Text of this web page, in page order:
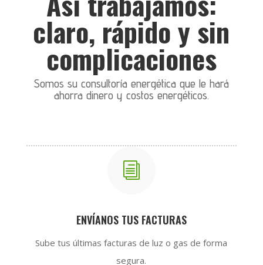
claro, rápido y sin
complicaciones
Somos su consultoría energética que le hará
ahorra dinero y costos energéticos.
i
ENVÍANOS TUS FACTURAS
Sube tus últimas facturas de luz o gas de forma
segura.